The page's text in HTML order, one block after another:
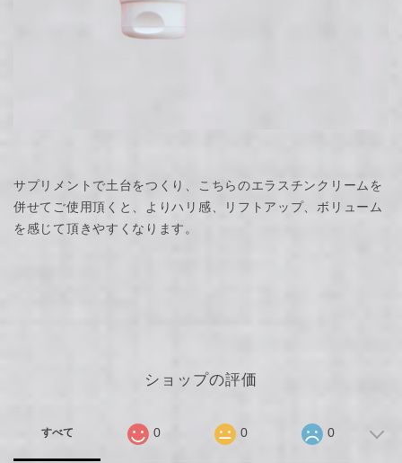
サプリメントで土台をつくり、こちらのエラスチンクリームを
併せてご使用頂くと、よりハリ感、リフトアップ、ボリューム
を感じて頂きやすくなります。
ショップの評価
すべて 0 0 0